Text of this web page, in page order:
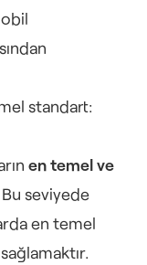
standart:
en temel ve
seviyede
en temel